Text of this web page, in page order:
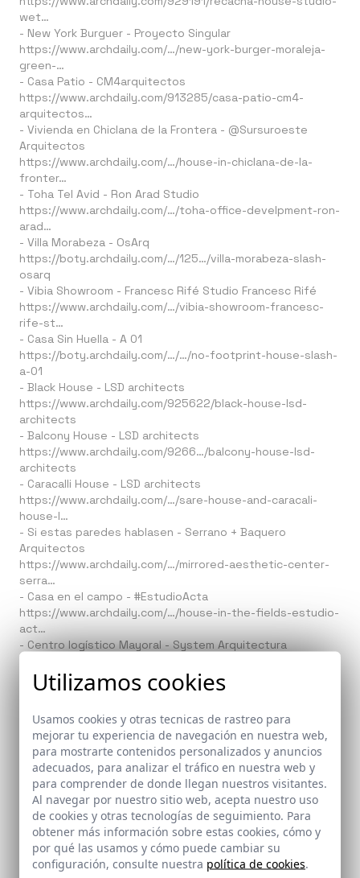
wet…
- New York Burguer - Proyecto Singular
https://www.archdaily.com/…/new-york-burger-moraleja-
green-…
- Casa Patio - CM4arquitectos
https://www.archdaily.com/913285/casa-patio-cm4-
arquitectos…
- Vivienda en Chiclana de la Frontera - @Sursuroeste
Arquitectos
https://www.archdaily.com/…/house-in-chiclana-de-la-
fronter…
- Toha Tel Avid - Ron Arad Studio
https://www.archdaily.com/…/toha-office-develpment-ron-
arad…
- Villa Morabeza - OsArq
https://boty.archdaily.com/…/125…/villa-morabeza-slash-
osarq
- Vibia Showroom - Francesc Rifé Studio Francesc Rifé
https://www.archdaily.com/…/vibia-showroom-francesc-
rife-st…
- Casa Sin Huella - A 01
https://boty.archdaily.com/…/…/no-footprint-house-slash-
a-01
- Black House - LSD architects
https://www.archdaily.com/925622/black-house-lsd-
architects
- Balcony House - LSD architects
https://www.archdaily.com/9266…/balcony-house-lsd-
architects
- Caracalli House - LSD architects
https://www.archdaily.com/…/sare-house-and-caracali-
house-l…
- Si estas paredes hablasen - Serrano + Baquero
Arquitectos
https://www.archdaily.com/…/mirrored-aesthetic-center-
serra…
- Casa en el campo - #EstudioActa
https://www.archdaily.com/…/house-in-the-fields-estudio-
act…
- Centro logístico Mayoral - System Arquitectura
childre…
- Intervención en los sótanos del Real Alcazar de Sevilla
https://www.archdaily.com/…/intervention-in-the-basins-
of-t…
- 3 Viviendas en Armilla - Martinez y Soler Arquitectura
https://www.archdaily.com/…/three-houses-in-armilla-
martine…
Casa Borrero - Studio Wet
Mirador 360º - Waterscales
Caricalli House - LSD Architects
Sede Vibia - Francesc Rifé Estudio
Villa Morabeza - OsArq
Utilizamos cookies
Usamos cookies y otras tecnicas de rastreo para
mejorar tu experiencia de navegación en nuestra web,
para mostrarte contenidos personalizados y anuncios
adecuados, para analizar el tráfico en nuestra web y
para comprender de donde llegan nuestros visitantes.
Al navegar por nuestro sitio web, acepta nuestro uso
de cookies y otras tecnologías de seguimiento. Para
obtener más información sobre estas cookies, cómo y
por qué las usamos y cómo puede cambiar su
configuración, consulte nuestra política de cookies.